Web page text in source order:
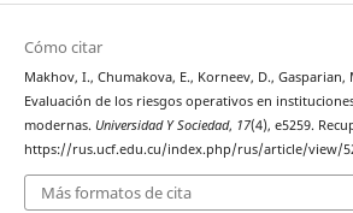
Cómo citar
Makhov, I., Chumakova, E., Korneev, D., Gasparian,
Evaluación de los riesgos operativos en
modernas. Universidad Y Sociedad, 17(4), e5259.
https://rus.ucf.edu.cu/index.php/rus/article/view/
Más formatos de cita